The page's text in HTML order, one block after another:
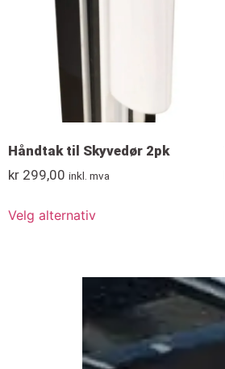
Håndtak til Skyvedør 2pk
kr 299,00 inkl. mva
Velg alternativ